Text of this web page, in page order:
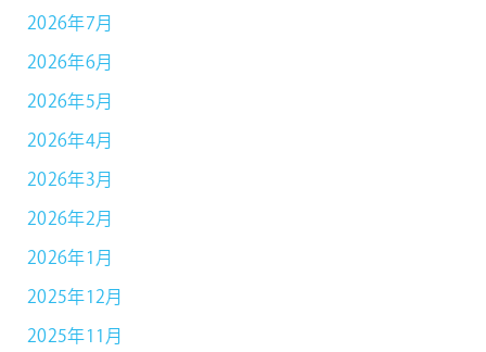
2026年7月
2026年6月
2026年5月
2026年4月
2026年3月
2026年2月
2026年1月
2025年12月
2025年11月